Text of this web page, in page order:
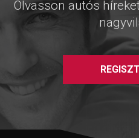
Olvasson autós